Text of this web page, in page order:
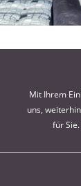
Mit Ihrem
uns,
für